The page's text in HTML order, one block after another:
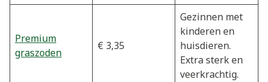
Premium
graszoden
€ 3,35
Gezinnen met
kinderen en
huisdieren.
Extra sterk en
veerkrachtig.